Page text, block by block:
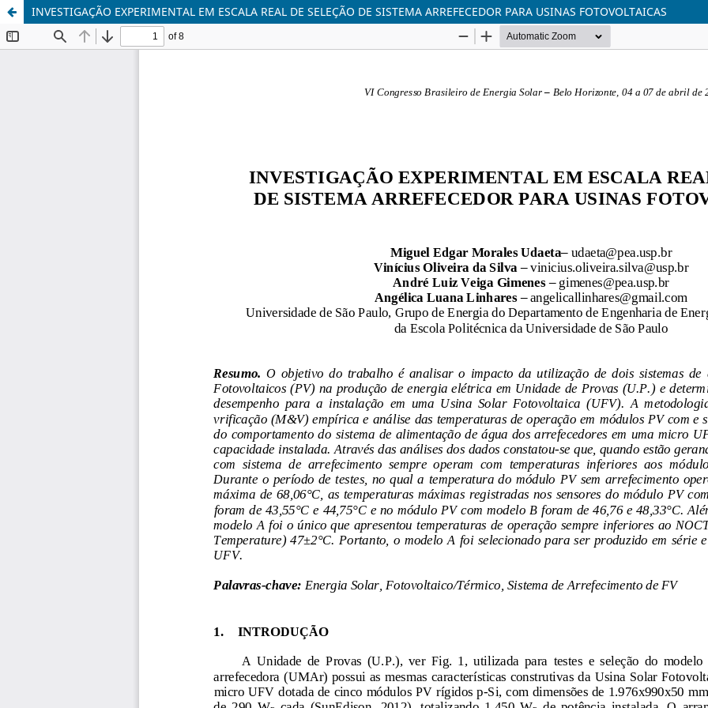
INVESTIGAÇÃO EXPERIMENTAL EM ESCALA REAL DE SELEÇÃO DE SISTEMA ARREFECEDOR PARA USINAS FOTOVOLTAICAS